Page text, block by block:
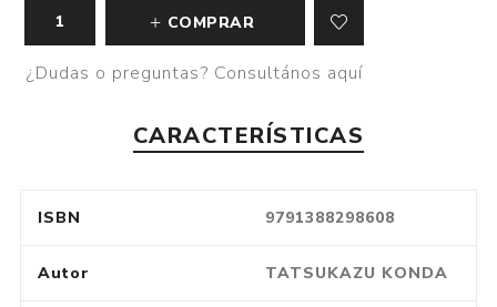
COMPRAR
¿Dudas o preguntas? Consultános aquí
CARACTERÍSTICAS
ISBN 9791388298608
Autor TATSUKAZU KONDA